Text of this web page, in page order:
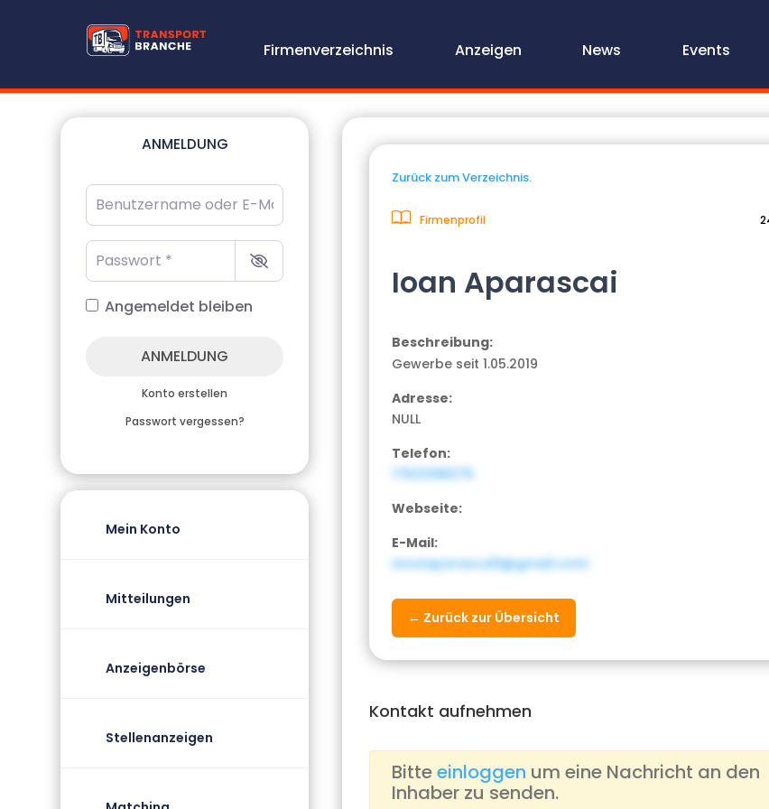
Firmenverzeichnis Anzeigen News Events
ANMELDUNG
Benutzername oder E-Mail-Adresse
Passwort
Angemeldet bleiben
ANMELDUNG
Konto erstellen
Passwort vergessen?
Mein Konto
Mitteilungen
Anzeigenbörse
Stellenanzeigen
Zurück zum Verzeichnis.
Firmenprofil
Ioan Aparascai
Beschreibung:
Gewerbe seit 1.05.2019
Adresse:
NULL
Telefon:
17623198375
Webseite:
E-Mail:
ionutaparascai0@gmail.comi
← Zurück zur Übersicht
Kontakt aufnehmen
Bitteeinloggen um eine Nachricht an den
Inhaber zu senden.